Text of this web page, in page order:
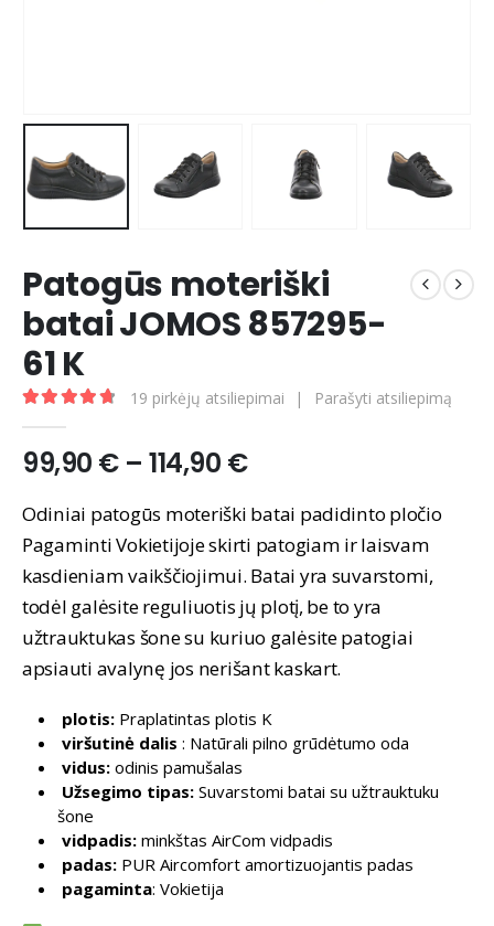
Patogūs moteriški
batai JOMOS 857295-
61 K
19 pirkėjų atsiliepimai | Parašyti atsiliepimą
99,90 € – 114,90 €Price
99,90 €
through
114,90 €
Odiniai patogūs moteriški batai padidinto pločio
Pagaminti Vokietijoje skirti patogiam ir laisvam
kasdieniam vaikščiojimui. Batai yra suvarstomi,
todėl galėsite reguliuotis jų plotį, be to yra
užtrauktukas šone su kuriuo galėsite patogiai
apsiauti avalynę jos nerišant kaskart.
plotis: Praplatintas plotis K
viršutinė dalis : Natūrali pilno grūdėtumo oda
vidus: odinis pamušalas
Užsegimo tipas: Suvarstomi batai su užtrauktuku
šone
vidpadis: minkštas AirCom vidpadis
padas: PUR Aircomfort amortizuojantis padas
pagaminta: Vokietija